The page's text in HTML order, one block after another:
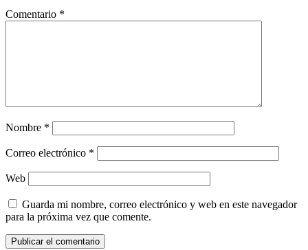
Comentario *
Nombre *
Correo electrónico *
Web
Guarda mi nombre, correo electrónico y web en este navegador
para la próxima vez que comente.